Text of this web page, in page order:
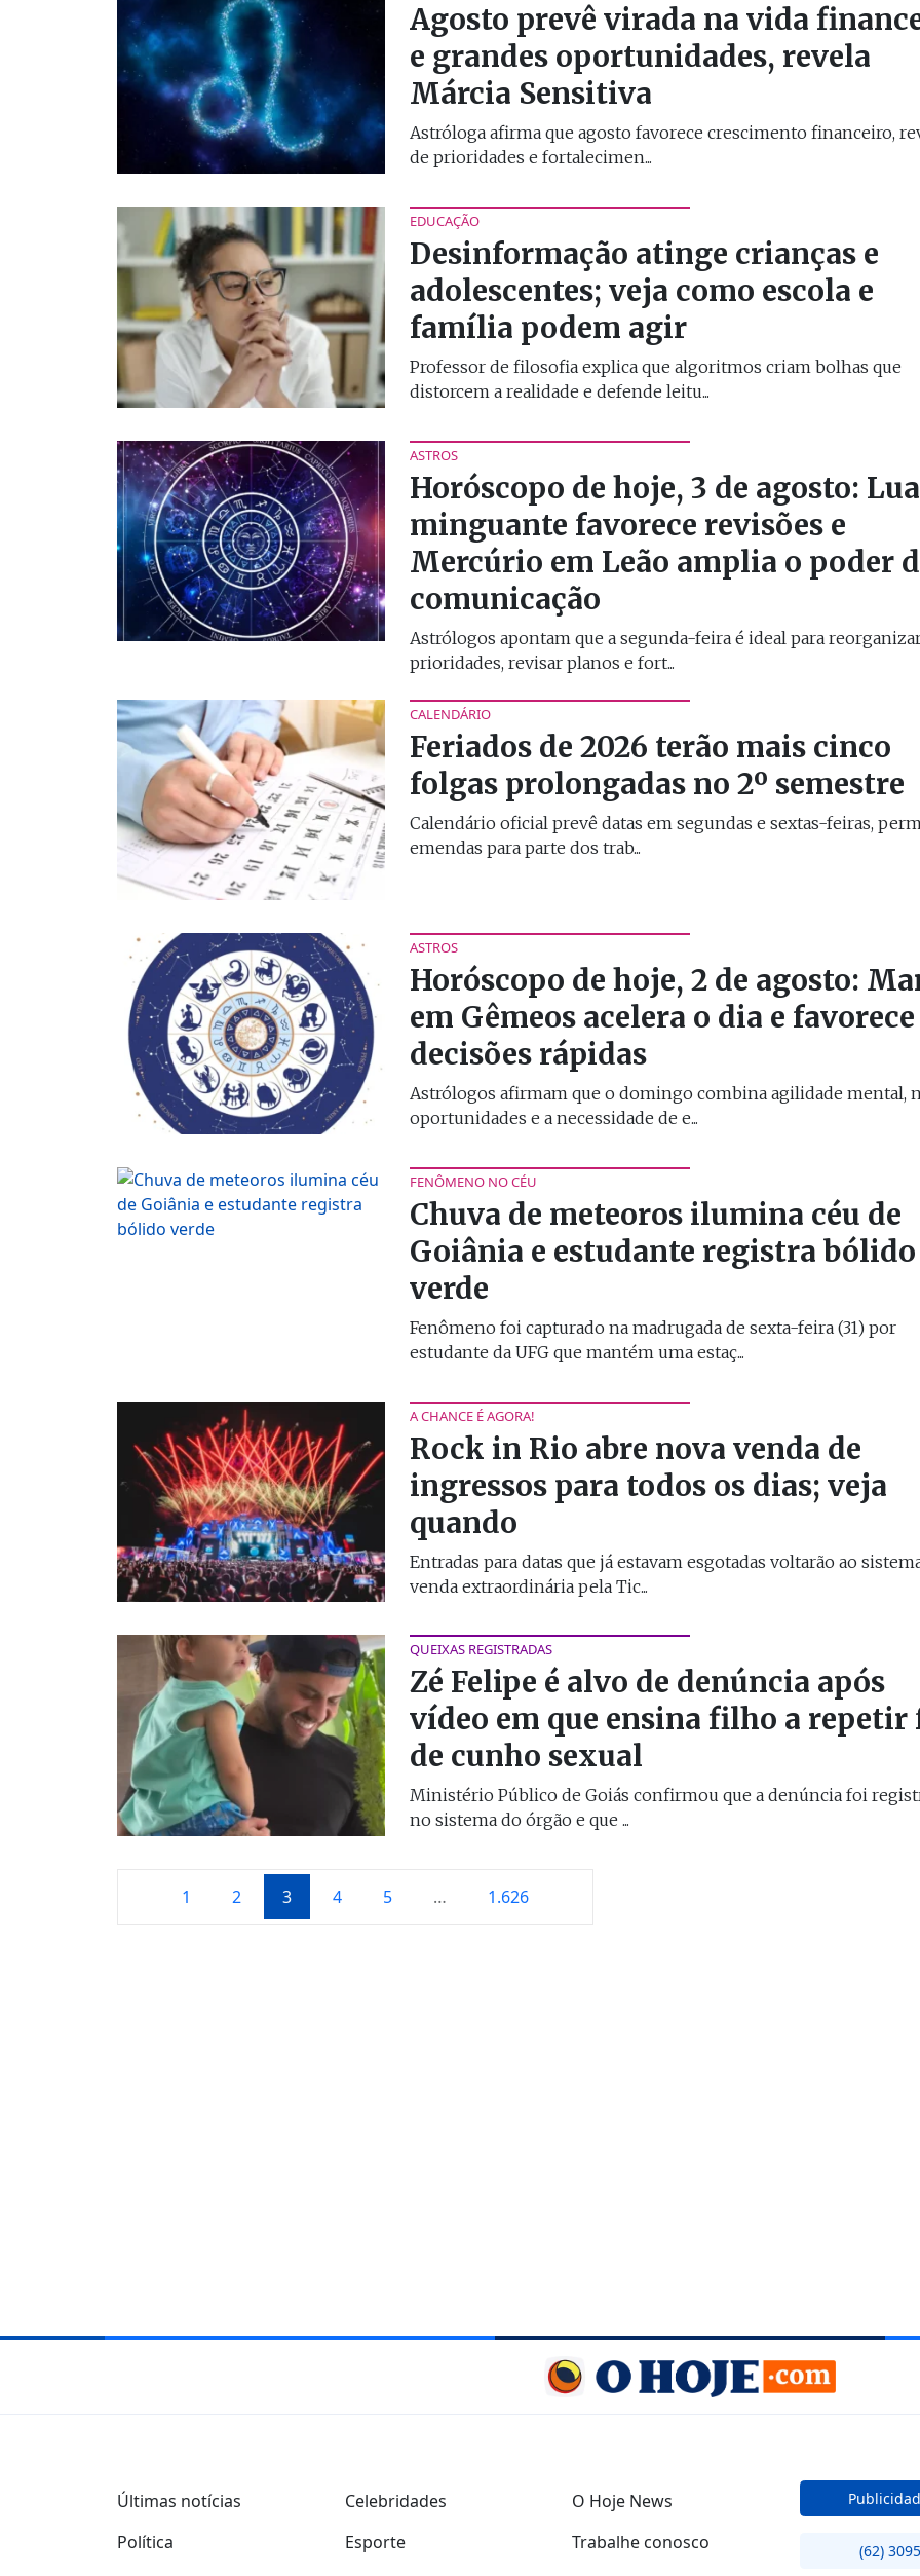
Agosto prevê virada na vida
e grandes oportunidades, revela
Márcia Sensitiva
Astróloga afirma que agosto favorece crescimento financeiro,
de prioridades e fortalecimen...
EDUCAÇÃO
Desinformação atinge crianças e
adolescentes; veja como escola e
família podem agir
Professor de filosofia explica que algoritmos criam bolhas que
distorcem a realidade e defende leitu...
ASTROS
Horóscopo de hoje, 3 de agosto: Lua
minguante favorece revisões e
Mercúrio em Leão amplia o poder
comunicação
Astrólogos apontam que a segunda-feira é ideal para
prioridades, revisar planos e fort...
CALENDÁRIO
Feriados de 2026 terão mais cinco
folgas prolongadas no 2º semestre
Calendário oficial prevê datas em segundas e sextas-feiras,
emendas para parte dos trab...
ASTROS
Horóscopo de hoje, 2 de agosto:
em Gêmeos acelera o dia e favorece
decisões rápidas
Astrólogos afirmam que o domingo combina agilidade mental,
oportunidades e a necessidade de e...
FENÔMENO NO CÉU
Chuva de meteoros ilumina céu de
Goiânia e estudante registra bólido
verde
Fenômeno foi capturado na madrugada de sexta-feira (31) por
estudante da UFG que mantém uma estaç...
A CHANCE É AGORA!
Rock in Rio abre nova venda de
ingressos para todos os dias; veja
quando
Entradas para datas que já estavam esgotadas voltarão ao
venda extraordinária pela Tic...
QUEIXAS REGISTRADAS
Zé Felipe é alvo de denúncia após
vídeo em que ensina filho a repetir
de cunho sexual
Ministério Público de Goiás confirmou que a denúncia foi
no sistema do órgão e que ...
1 2 3 4 5 … 1.626
Últimas notícias
Política
Celebridades
Esporte
O Hoje News
Trabalhe conosco
(62)